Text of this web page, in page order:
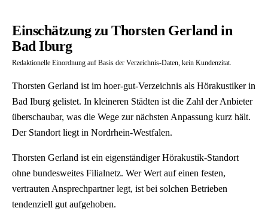
Einschätzung zu Thorsten Gerland in
Bad Iburg
Redaktionelle Einordnung auf Basis der Verzeichnis-Daten, kein Kundenzitat.
Thorsten Gerland ist im hoer-gut-Verzeichnis als Hörakustiker in
Bad Iburg gelistet. In kleineren Städten ist die Zahl der Anbieter
überschaubar, was die Wege zur nächsten Anpassung kurz hält.
Der Standort liegt in Nordrhein-Westfalen.
Thorsten Gerland ist ein eigenständiger Hörakustik-Standort
ohne bundesweites Filialnetz. Wer Wert auf einen festen,
vertrauten Ansprechpartner legt, ist bei solchen Betrieben
tendenziell gut aufgehoben.